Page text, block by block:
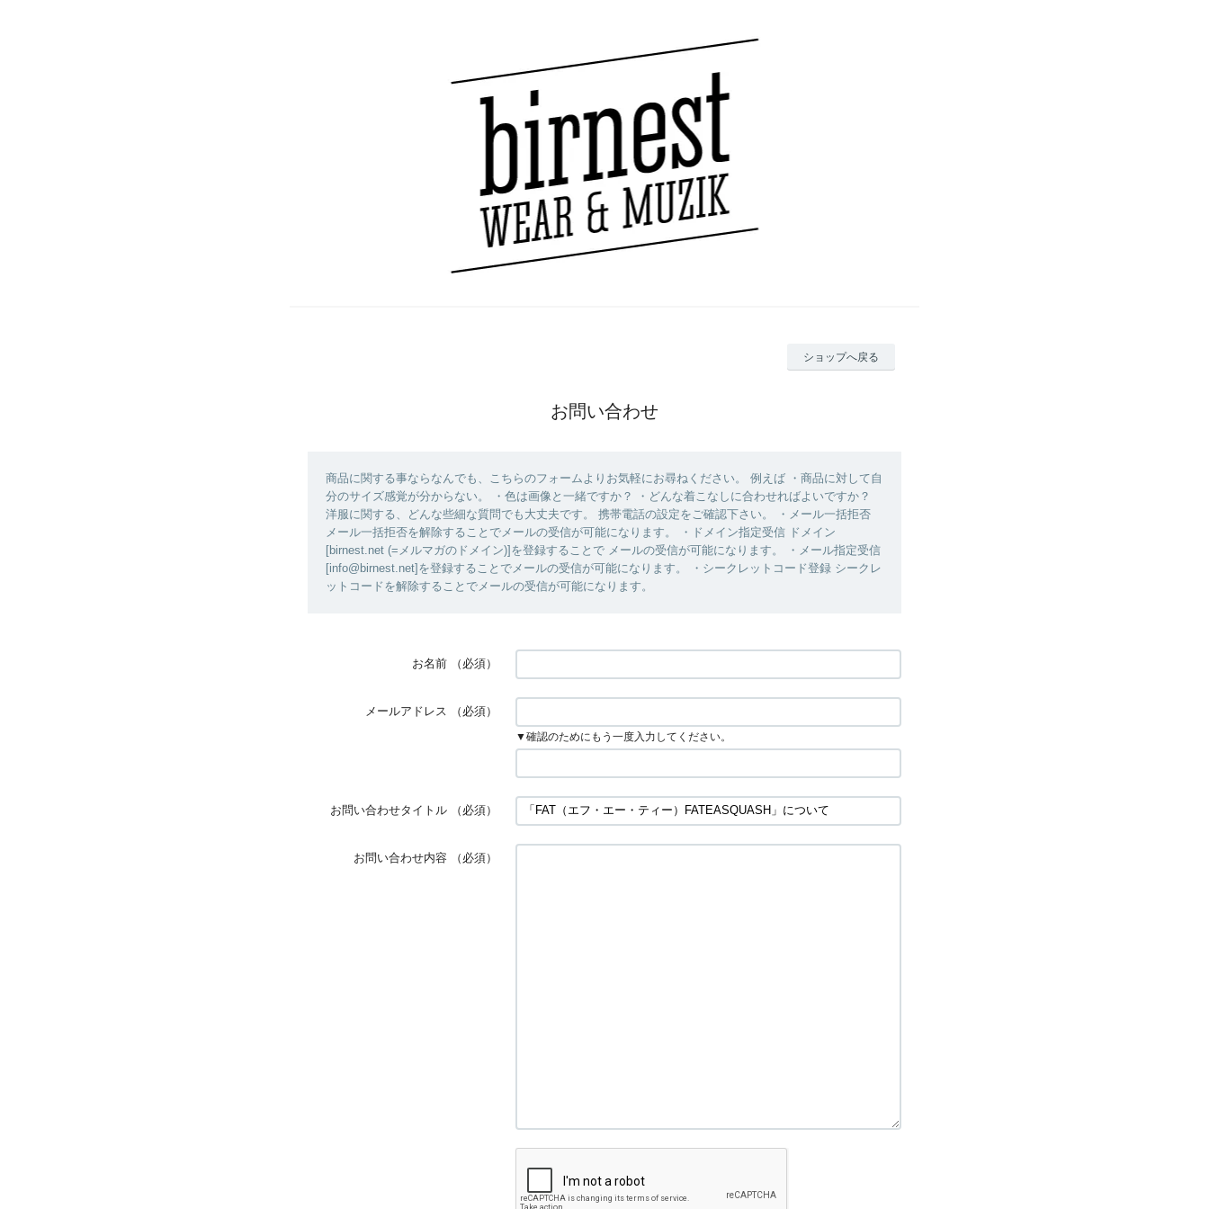
ショップへ戻る
お問い合わせ
商品に関する事ならなんでも、こちらのフォームよりお気軽にお尋ねください。 例えば ・商品に対して自
分のサイズ感覚が分からない。 ・色は画像と一緒ですか？ ・どんな着こなしに合わせればよいですか？
洋服に関する、どんな些細な質問でも大丈夫です。 携帯電話の設定をご確認下さい。 ・メール一括拒否
メール一括拒否を解除することでメールの受信が可能になります。 ・ドメイン指定受信 ドメイン
[birnest.net (=メルマガのドメイン)]を登録することで メールの受信が可能になります。 ・メール指定受信
[info@birnest.net]を登録することでメールの受信が可能になります。 ・シークレットコード登録 シークレ
ットコードを解除することでメールの受信が可能になります。
お名前 （必須）
メールアドレス （必須）
▼確認のためにもう一度入力してください。
お問い合わせタイトル （必須）
お問い合わせ内容 （必須）